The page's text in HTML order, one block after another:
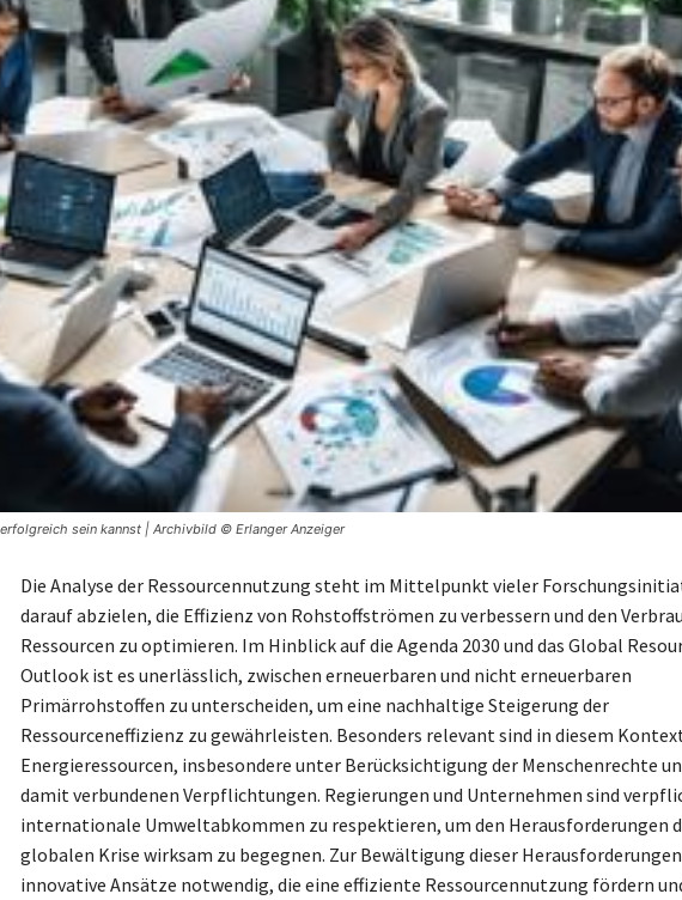
sein kannst | Archivbild © Erlanger Anzeiger
Die Analyse der Ressourcennutzung steht im Mittelpunkt vieler
darauf abzielen, die Effizienz von Rohstoffströmen zu verbessern und den
Ressourcen zu optimieren. Im Hinblick auf die Agenda 2030 und das Global
Outlook ist es unerlässlich, zwischen erneuerbaren und nicht erneuerbaren
Primärrohstoffen zu unterscheiden, um eine nachhaltige Steigerung der
Ressourceneffizienz zu gewährleisten. Besonders relevant sind in diesem
Energieressourcen, insbesondere unter Berücksichtigung der Menschenrechte
damit verbundenen Verpflichtungen. Regierungen und Unternehmen sind
internationale Umweltabkommen zu respektieren, um den Herausforderungen
globalen Krise wirksam zu begegnen. Zur Bewältigung dieser
innovative Ansätze notwendig, die eine effiziente Ressourcennutzung fördern